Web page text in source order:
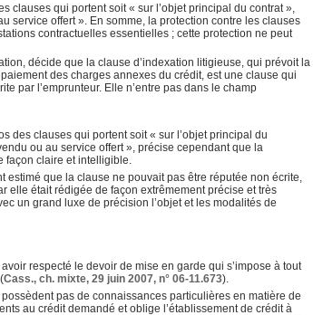
clauses qui portent soit « sur l’objet principal du contrat »,
service offert ». En somme, la protection contre les clauses
contractuelles essentielles ; cette protection ne peut
décide que la clause d’indexation litigieuse, qui prévoit la
des charges annexes du crédit, est une clause qui
par l’emprunteur. Elle n’entre pas dans le champ
des clauses qui portent soit « sur l’objet principal du
ou au service offert », précise cependant que la
façon claire et intelligible.
estimé que la clause ne pouvait pas être réputée non écrite,
elle était rédigée de façon extrêmement précise et très
un grand luxe de précision l’objet et les modalités de
respecté le devoir de mise en garde qui s’impose à tout
Cass., ch. mixte, 29 juin 2007, n° 06-11.673).
pas de connaissances particulières en matière de
au crédit demandé et oblige l’établissement de crédit à